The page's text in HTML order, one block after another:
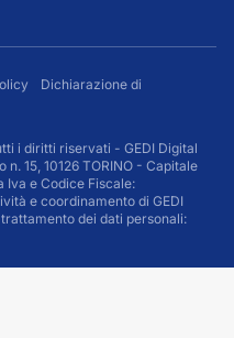
Dichiarazione di
i diritti riservati - GEDI Digital
n. 15, 10126 TORINO - Capitale
Iva e Codice Fiscale:
e coordinamento di GEDI
dei dati personali: